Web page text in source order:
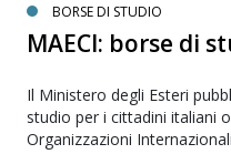
BORSE DI STUDIO
MAECI: borse di
Il Ministero degli Esteri
studio per i cittadini italiani
Organizzazioni Internazionali